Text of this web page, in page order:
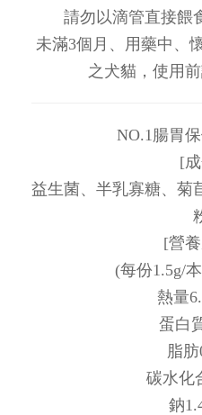
請勿以滴管直接餵
未滿3個月、用藥中、
之犬貓，使用
NO.1腸胃
[
益生菌、半乳寡糖、菊
[營
(每份1.5g/
熱量
蛋白
脂肪
碳水化
鈉